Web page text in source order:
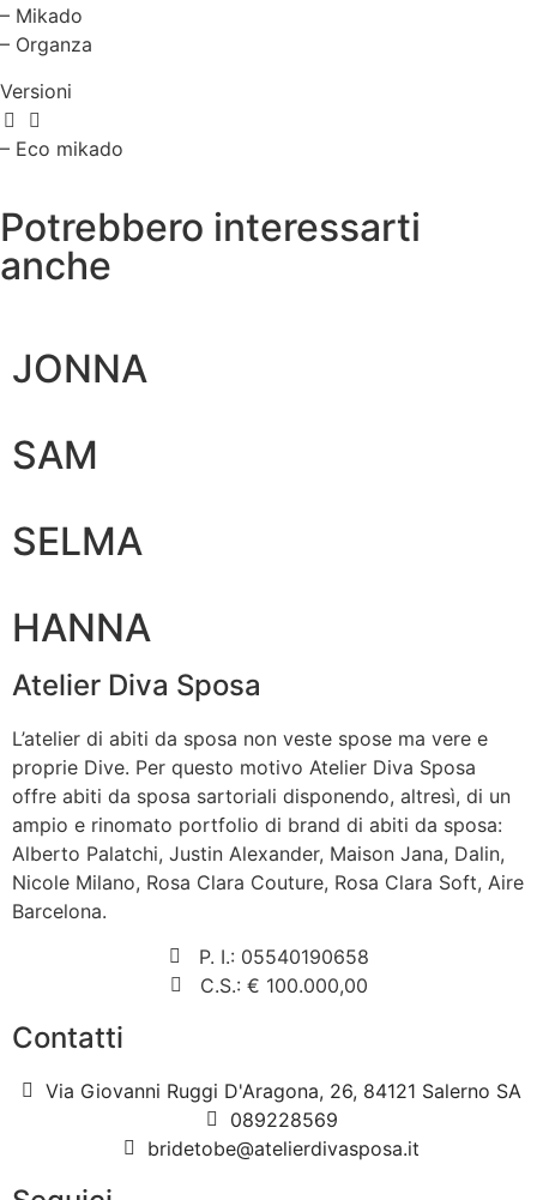
– Mikado
– Organza
Versioni
– Eco mikado
Potrebbero interessarti
anche
JONNA
SAM
SELMA
HANNA
Atelier Diva Sposa
L’atelier di abiti da sposa non veste spose ma vere e
proprie Dive. Per questo motivo Atelier Diva Sposa
offre abiti da sposa sartoriali disponendo, altresì, di un
ampio e rinomato portfolio di brand di abiti da sposa:
Alberto Palatchi, Justin Alexander, Maison Jana, Dalin,
Nicole Milano, Rosa Clara Couture, Rosa Clara Soft, Aire
Barcelona.
P. I.: 05540190658
C.S.: € 100.000,00
Contatti
Via Giovanni Ruggi D'Aragona, 26, 84121 Salerno SA
089228569
bridetobe@atelierdivasposa.it